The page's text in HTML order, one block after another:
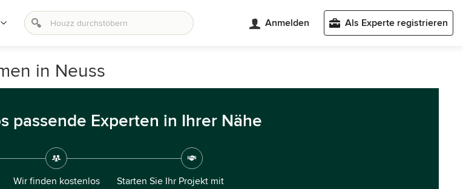
Anmelden Als Experte registrieren
in Neuss
passende Experten in Ihrer Nähe
Wir finden kostenlos
Starten Sie Ihr Projekt mit